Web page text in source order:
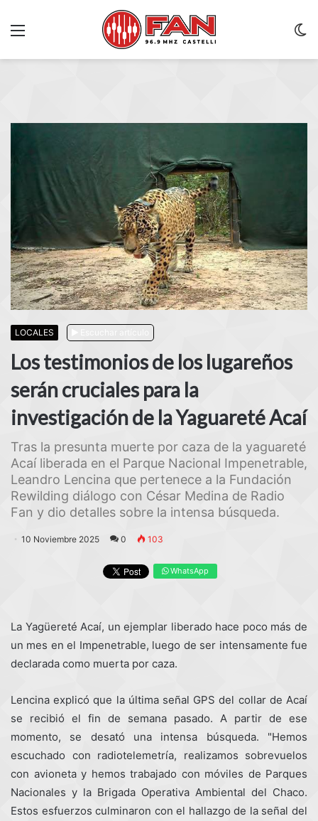
LOCALES
Los testimonios de los lugareños
serán cruciales para la
investigación de la Yaguareté Acaí
Tras la presunta muerte por caza de la yaguareté
Acaí liberada en el Parque Nacional Impenetrable,
Leandro Lencina que pertenece a la Fundación
Rewilding diálogo con César Medina de Radio
Fan y dio detalles sobre la intensa búsqueda.
10 Noviembre 2025 0 103
WhatsApp
La Yagüereté Acaí, un ejemplar liberado hace poco más de
un mes en el Impenetrable, luego de ser intensamente fue
declarada como muerta por caza.
Lencina explicó que la última señal GPS del collar de Acaí
se recibió el fin de semana pasado. A partir de ese
momento, se desató una intensa búsqueda. "Hemos
escuchado con radiotelemetría, realizamos sobrevuelos
con avioneta y hemos trabajado con móviles de Parques
Nacionales y la Brigada Operativa Ambiental del Chaco.
Estos esfuerzos culminaron con el hallazgo de la señal del